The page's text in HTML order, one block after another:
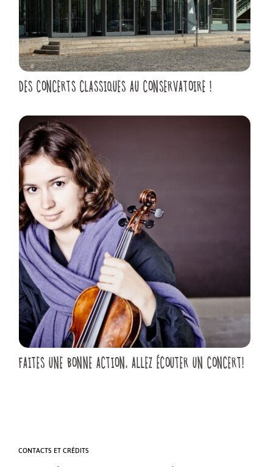
DES CONCERTS CLASSIQUES AU CONSERVATOIRE !
FAITES UNE BONNE ACTION, ALLEZ ÉCOUTER UN CONCERT!
CONTACTS ET CRÉDITS